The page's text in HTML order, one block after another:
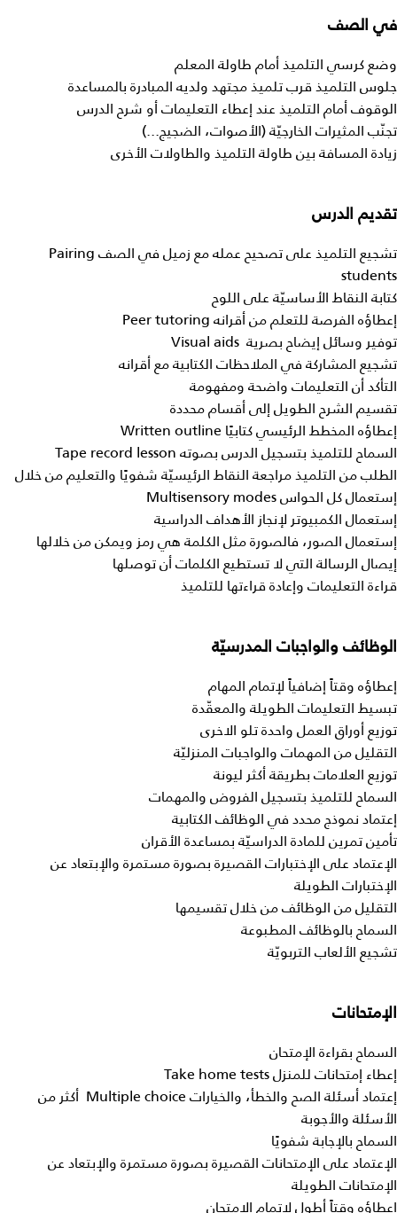
في الصف
وضع كرسي التلميذ أمام طاولة المعلم
جلوس التلميذ قرب تلميذ مجتهد ولديه المبادرة بالمساعدة
الوقوف أمام التلميذ عند إعطاء التعليمات أو شرح الدرس
تجنّب المثيرات الخارجيّة (الأصوات، الضجيج...)
زيادة المسافة بين طاولة التلميذ والطاولات الأخرى
تقديم الدرس
تشجيع التلميذ على تصحيح عمله مع زميل في الصف Pairing
students
كتابة النقاط الأساسيّة على اللوح
إعطاؤه الفرصة للتعلم من أقرانه Peer tutoring
توفير وسائل إيضاح بصرية Visual aids
تشجيع المشاركة في الملاحظات الكتابية مع أقرانه
التأكد أن التعليمات واضحة ومفهومة
تقسيم الشرح الطويل إلى أقسام محددة
إعطاؤه المخطط الرئيسي كتابيًا Written outline
السماح للتلميذ بتسجيل الدرس بصوته Tape record lesson
الطلب من التلميذ مراجعة النقاط الرئيسيّة شفويًا والتعليم من خلال
إستعمال كل الحواس Multisensory modes
إستعمال الكمبيوتر لإنجاز الأهداف الدراسية
إستعمال الصور، فالصورة مثل الكلمة هي رمز ويمكن من خلالها
إيصال الرسالة التي لا تستطيع الكلمات أن توصلها
قراءة التعليمات وإعادة قراءتها للتلميذ
الوظائف والواجبات المدرسيّة
إعطاؤه وقتاً إضافياً لإتمام المهام
تبسيط التعليمات الطويلة والمعقّدة
توزيع أوراق العمل واحدة تلو الاخرى
التقليل من المهمات والواجبات المنزليّة
توزيع العلامات بطريقة أكثر ليونة
السماح للتلميذ بتسجيل الفروض والمهمات
إعتماد نموذج محدد في الوظائف الكتابية
تأمين تمرين للمادة الدراسيّة بمساعدة الأقران
الإعتماد على الإختبارات القصيرة بصورة مستمرة والإبتعاد عن
الإختبارات الطويلة
التقليل من الوظائف من خلال تقسيمها
السماح بالوظائف المطبوعة
تشجيع الألعاب التربويّة
الإمتحانات
السماح بقراءة الإمتحان
إعطاء إمتحانات للمنزل Take home tests
إعتماد أسئلة الصح والخطأ، والخيارات Multiple choice أكثر من
الأسئلة والأجوبة
السماح بالإجابة شفويًا
الإعتماد على الإمتحانات القصيرة بصورة مستمرة والإبتعاد عن
الإمتحانات الطويلة
إعطاؤه وقتاً أطول لإتمام الإمتحان